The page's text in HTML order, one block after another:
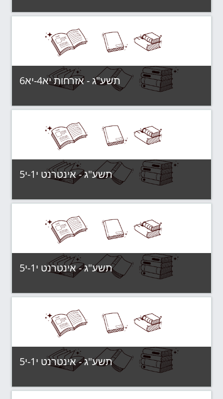
Category:תשע"ג - קבוצות לימוד
View Course
תשע"ג - אזרחות יא4-יא6
Category:תשע"ג - קבוצות לימוד
View Course
תשע"ג - אינטרנט י1-י5
Category:תשע"ג - קבוצות לימוד
View Course
תשע"ג - אינטרנט י1-י5
Category:תשע"ג - קבוצות לימוד
View Course
תשע"ג - אינטרנט י1-י5